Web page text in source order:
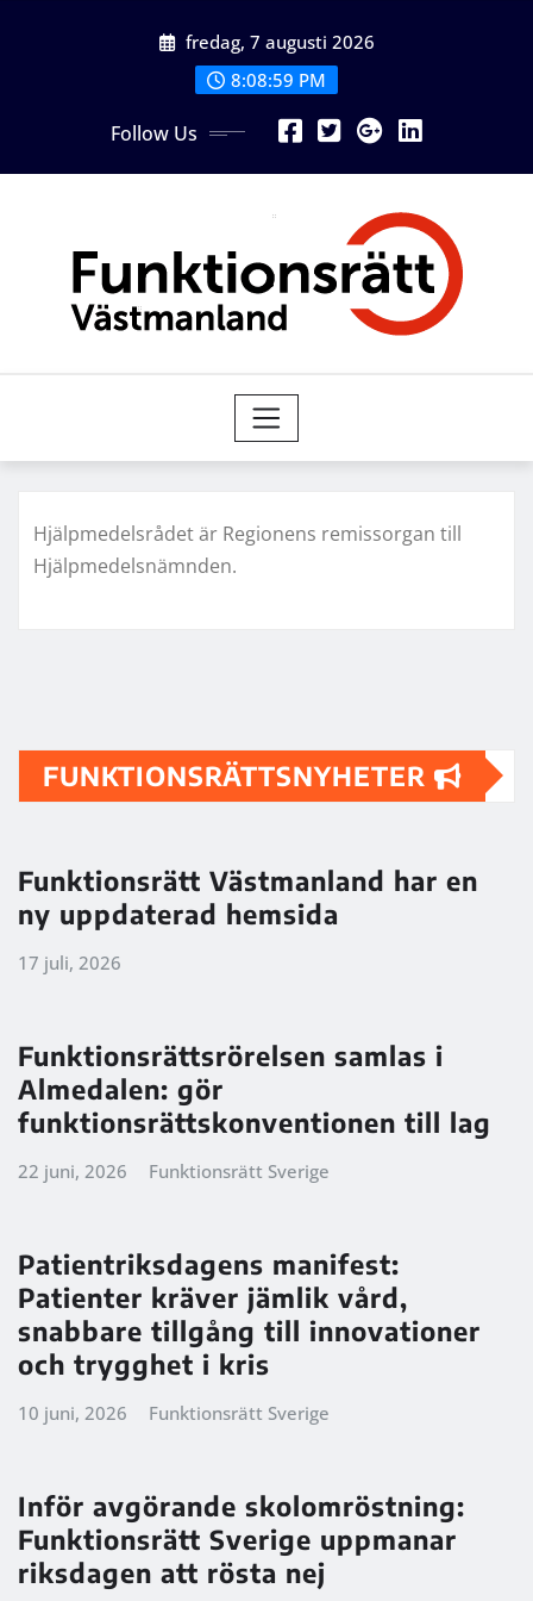
fredag, 7 augusti 2026
8:08:59 PM
Follow Us
Hjälpmedelsrådet är Regionens remissorgan till
Hjälpmedelsnämnden.
FUNKTIONSRÄTTSNYHETER
Funktionsrätt Västmanland har en
ny uppdaterad hemsida
17 juli, 2026
Funktionsrättsrörelsen samlas i
Almedalen: gör
funktionsrättskonventionen till lag
22 juni, 2026 Funktionsrätt Sverige
Patientriksdagens manifest:
Patienter kräver jämlik vård,
snabbare tillgång till innovationer
och trygghet i kris
10 juni, 2026 Funktionsrätt Sverige
Inför avgörande skolomröstning:
Funktionsrätt Sverige uppmanar
riksdagen att rösta nej